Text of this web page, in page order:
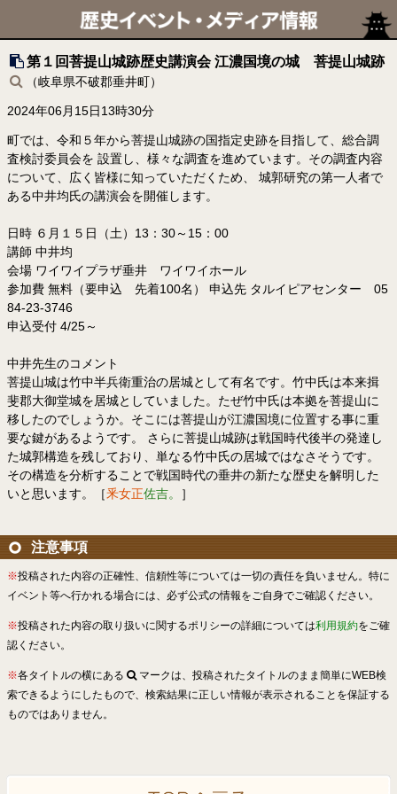
第１回菩提山城跡歴史講演会 江濃国境の城 菩提山城跡
（岐阜県不破郡垂井町）
2024年06月15日13時30分
町では、令和５年から菩提山城跡の国指定史跡を目指して、総合調
査検討委員会を 設置し、様々な調査を進めています。その調査内容
について、広く皆様に知っていただくため、 城郭研究の第一人者で
ある中井均氏の講演会を開催します。
日時 ６月１５日（土）13：30～15：00
講師 中井均
会場 ワイワイプラザ垂井 ワイワイホール
参加費 無料（要申込 先着100名） 申込先 タルイピアセンター 05
84-23-3746
申込受付 4/25～
中井先生のコメント
菩提山城は竹中半兵衛重治の居城として有名です。竹中氏は本来揖
斐郡大御堂城を居城としていました。たぜ竹中氏は本拠を菩提山に
移したのでしょうか。そこには菩提山が江濃国境に位置する事に重
要な鍵があるようです。 さらに菩提山城跡は戦国時代後半の発達し
た城郭構造を残しており、単なる竹中氏の居城ではなさそうです。
その構造を分析することで戦国時代の垂井の新たな歴史を解明した
いと思います。［釆女正佐吉。 ］
注意事項
※投稿された内容の正確性、信頼性等については一切の責任を負いません。特に
イベント等へ行かれる場合には、必ず公式の情報をご自身でご確認ください。
※投稿された内容の取り扱いに関するポリシーの詳細については利用規約をご確
認ください。
※各タイトルの横にある
マークは、投稿されたタイトルのまま簡単にWEB検
索できるようにしたもので、検索結果に正しい情報が表示されることを保証する
ものではありません。